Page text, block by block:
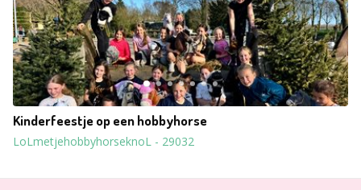
Kinderfeestje op een hobbyhorse
LoLmetjehobbyhorseknoL - 29032